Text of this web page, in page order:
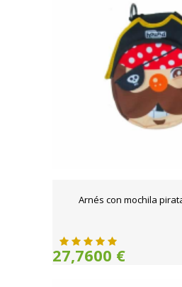
Arnés con mochila
27,7600 €